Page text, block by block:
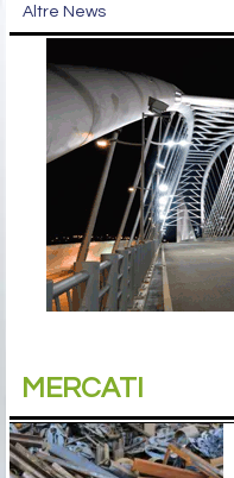
Altre News
MERCATI